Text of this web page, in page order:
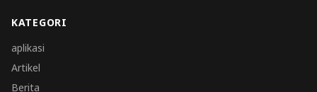
KATEGORI
aplikasi
Artikel
Berita